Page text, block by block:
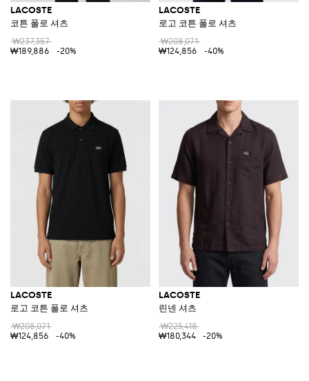
LACOSTE
코튼 폴로 셔츠
₩237,357
₩189,886
-20%
LACOSTE
로고 코튼 폴로 셔츠
₩208,071
₩124,856
-40%
LACOSTE
로고 코튼 폴로 셔츠
₩208,071
₩124,856
-40%
LACOSTE
린넨 셔츠
₩225,418
₩180,344
-20%